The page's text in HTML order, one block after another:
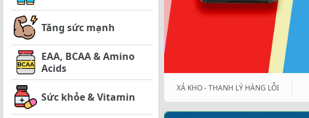
Tăng sức mạnh
EAA, BCAA & Amino
Acids
Sức khỏe & Vitamin
XẢ KHO - THANH LÝ HÀNG LỖI